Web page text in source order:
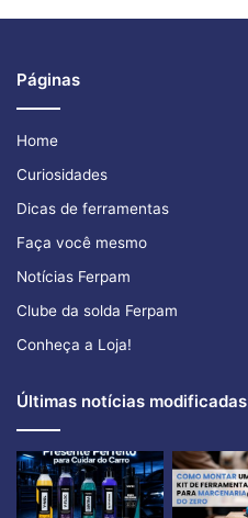
Páginas
Home
Curiosidades
Dicas de ferramentas
Faça você mesmo
Notícias Ferpam
Clube da solda Ferpam
Conheça a Loja!
Últimas notícias modificadas